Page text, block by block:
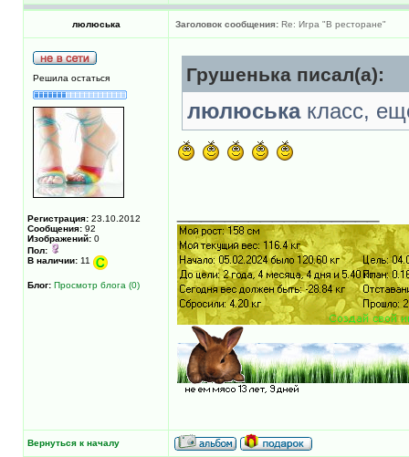
люлюська Заголовок сообщения: Re: Игра "В ресторане"
Решила остаться
Регистрация: 23.10.2012
Сообщения: 92
Изображений: 0
Пол:
В наличии: 11
Блог: Просмотр блога (0)
Грушенька писал(а):
люлюськакласс,
Вернуться к началу